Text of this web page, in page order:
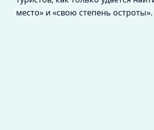
место» и «свою степень остроты».